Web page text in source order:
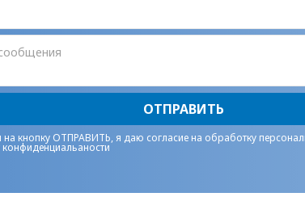
ОТПРАВИТЬ
кнопку ОТПРАВИТЬ, я даю согласие на обработку
конфиденциальаности